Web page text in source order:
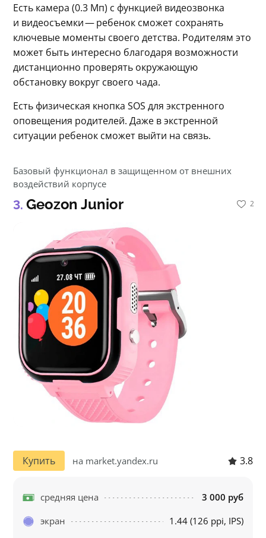
Есть камера (0.3 Мп) с функцией видеозвонка
и видеосъемки — ребенок сможет сохранять
ключевые моменты своего детства. Родителям это
может быть интересно благодаря возможности
дистанционно проверять окружающую
обстановку вокруг своего чада.
Есть физическая кнопка SOS для экстренного
оповещения родителей. Даже в экстренной
ситуации ребенок сможет выйти на связь.
2
Базовый функционал в защищенном от внешних
воздействий корпусе
Geozon Junior
Купить на market.yandex.ru 3.8
средняя цена
3 000 руб
экран
1.44 (126 ppi, IPS)